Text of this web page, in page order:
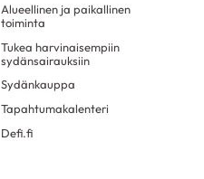
Alueellinen ja paikallinen
toiminta
Tukea harvinaisempiin
sydänsairauksiin
Sydänkauppa
Tapahtumakalenteri
Defi.fi